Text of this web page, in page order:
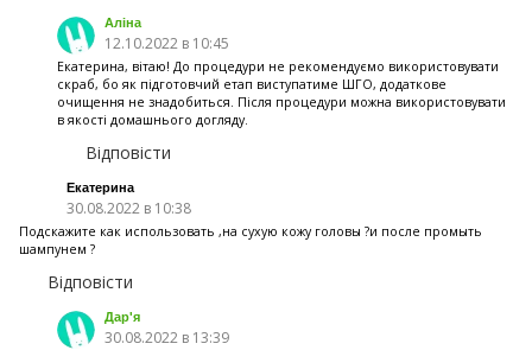
Аліна
12.10.2022 в 10:45
Екатерина, вітаю! До процедури не рекомендуємо використовувати
скраб, бо як підготовчий етап виступатиме ШГО, додаткове
очищення не знадобиться. Після процедури можна використовувати
в якості домашнього догляду.
Відповісти
Екатерина
30.08.2022 в 10:38
Подскажите как использовать ,на сухую кожу головы ?и после промыть
шампунем ?
Відповісти
Дар'я
30.08.2022 в 13:39